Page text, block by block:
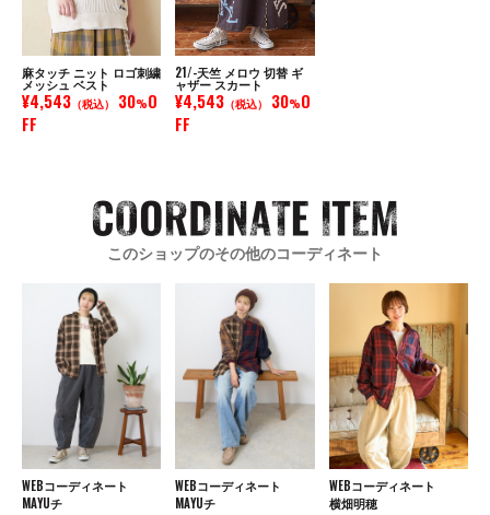
麻タッチ ニット ロゴ刺繍
メッシュ ベスト
¥4,543 （税込） 30%O
FF
21/-天竺 メロウ 切替 ギ
ャザー スカート
¥4,543 （税込） 30%O
FF
このショップのその他のコーディネート
WEBコーディネート
MAYUチ
WEBコーディネート
MAYUチ
WEBコーディネート
横畑明穂